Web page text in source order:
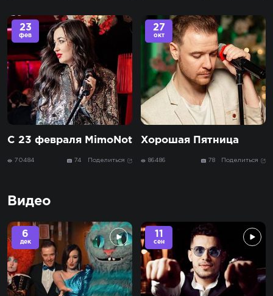
23
фев
С 23 февраля MimoNot
70484 74 Поделиться
27
окт
Хорошая Пятница
86486 78 Поделиться
Видео
6
дек
11
сен